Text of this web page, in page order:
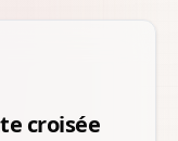
croisée